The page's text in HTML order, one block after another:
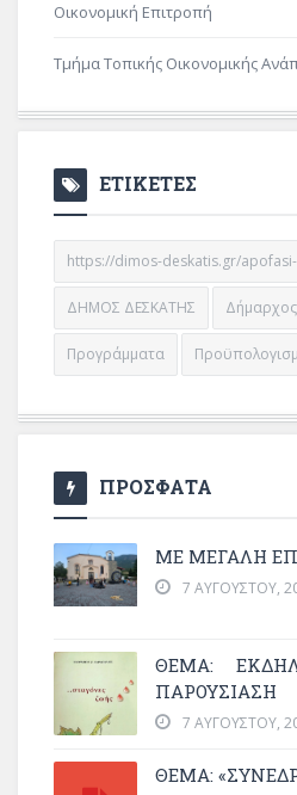
Οικονομική Επιτροπή
Τμήμα Τοπικής Οικονομικής
ΕΤΙΚΕΤΕΣ
https://dimos-deskatis.gr/
ΔΗΜΟΣ ΔΕΣΚΑΤΗΣ Δήμαρχος
Προγράμματα
ΠΡΟΣΦΑΤΑ
ΜΕ ΜΕΓΆΛΗ
7 ΑΥΓΟΎΣΤΟΥ,
ΘΈΜΑ:
ΠΑΡΟΥΣΊΑΣΗ
7 ΑΥΓΟΎΣΤΟΥ,
ΘΕΜΑ: